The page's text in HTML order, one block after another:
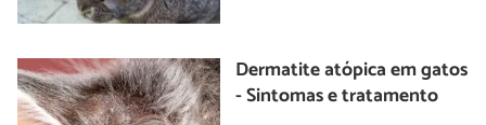
Dermatite atópica em gatos
- Sintomas e tratamento